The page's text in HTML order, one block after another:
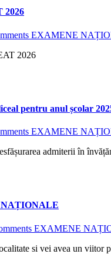
2026
EXAMENE
2026
pentru anul școlar
EXAMENE
admiterii în
EXAMENE
si vei avea un viitor